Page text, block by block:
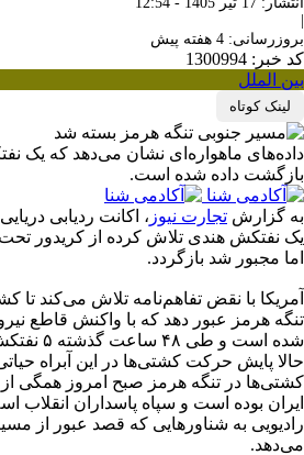
بروزرسانی: 4 هفته پیش
کد خبر: 1300994
بین الملل
لینک کوتاه
داده‌های ماهواره‌ای نشان می‌دهد که یک
بازگشت داده شده است.
به گزارش تجارت نیوز ، اکانت ردیابی
یک نفتکش هندی تلاش کرده از کریدور تحت
اما مجبور شد بازگردد.
آمریکا با نقض تفاهم‌نامه تلاش می‌کند تا
تنگه هرمز عبور دهد که با واکنش قاطع
شده است و طی ۴۸ ساعت گذشته ۵ نفتکش هدف گرفته شده‌اند.
حالا پایش حرکت کشتی‌ها در این آبراه
کشتی‌ها در تنگه هرمز صبح امروز همگی
ایران بوده است و سپاه پاسداران انقلاب
رادیویی به شناورهایی که قصد عبور از
می‌دهد.